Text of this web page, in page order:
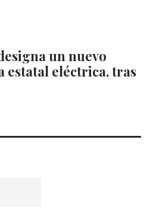
un nuevo
estatal eléctrica, tras